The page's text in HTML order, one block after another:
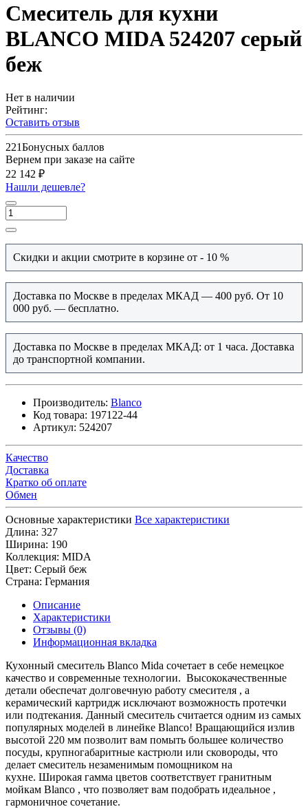
Смеситель для кухни
BLANCO MIDA 524207 серый
беж
Нет в наличии
Рейтинг:
Оставить отзыв
221Бонусных баллов
Вернем при заказе на сайте
22 142 ₽
Нашли дешевле?
Скидки и акции смотрите в корзине от - 10 %
Доставка по Москве в пределах МКАД — 400 руб. От 10
000 руб. — бесплатно.
Доставка по Москве в пределах МКАД: от 1 часа. Доставка
до транспортной компании.
Производитель: Blanco
Код товара: 197122-44
Артикул: 524207
Качество
Доставка
Кратко об оплате
Обмен
Основные характеристики Все характеристики
Длина: 327
Ширина: 190
Коллекция: MIDA
Цвет: Серый беж
Страна: Германия
Описание
Характеристики
Отзывы (0)
Информационная вкладка
Кухонный смеситель Blanco Mida сочетает в себе немецкое
качество и современные технологии. Высококачественные
детали обеспечат долговечную работу смесителя , а
керамический картридж исключают возможность протечки
или подтекания. Данный смеситель считается одним из самых
популярных моделей в линейке Blanco! Вращающийся излив
высотой 220 мм позволит вам помыть большее количество
посуды, крупногабаритные кастрюли или сковороды, что
делает смеситель незаменимым помощником на
кухне. Широкая гамма цветов соответствует гранитным
мойкам Blanco , что позволяет вам подобрать идеальное ,
гармоничное сочетание.